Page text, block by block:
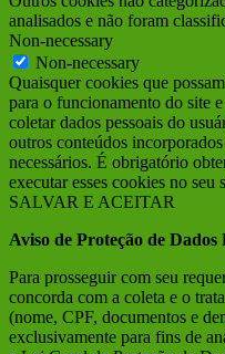
analisados e não foram
Non-necessary
Non-necessary
Quaisquer cookies que
para o funcionamento do site
coletar dados pessoais do
outros conteúdos
necessários. É obrigatório
executar esses cookies no seu
SALVAR E ACEITAR
Aviso de Proteção de Dados
Para prosseguir com seu
concorda com a coleta e o
(nome, CPF, documentos e
exclusivamente para fins de